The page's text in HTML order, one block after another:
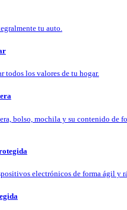
tu auto.
todos los valores de tu hogar.
bolso, mochila y su contenido de
electrónicos de forma ágil y